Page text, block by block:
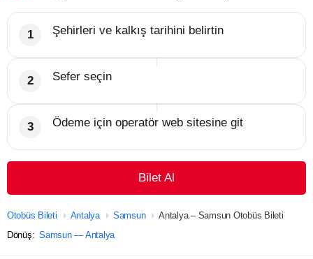
Şehirleri ve kalkış tarihini belirtin
Sefer seçin
Ödeme için operatör web sitesine git
Bilet Al
Otobüs Bileti Antalya Samsun
Antalya – Samsun Otobüs Bileti
Dönüş: Samsun — Antalya